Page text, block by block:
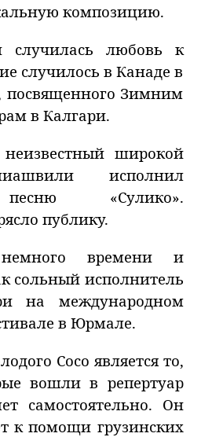
композицию.
любовь к
случилось в Канаде в
посвященного Зимним
в Калгари.
широкой
исполнил
«Сулико».
публику.
времени и
сольный исполнитель
на международном
в Юрмале.
Сосо является то,
вошли в репертуар
самостоятельно. Он
к помощи грузинских